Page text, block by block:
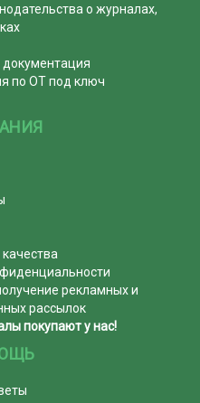
о журналах,
по ОТ под ключ
рекламных и
рассылок
покупают у нас!